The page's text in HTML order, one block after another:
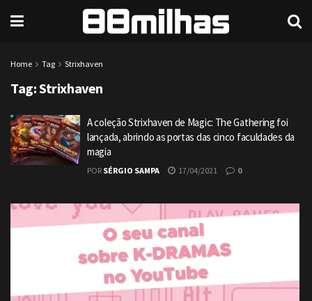
Home Tag Strixhaven
Tag:Strixhaven
A coleção Strixhaven de Magic: The Gathering foi
lançada, abrindo as portas das cinco faculdades da
magia
POR SÉRGIO SAMPA 17/04/2021 0